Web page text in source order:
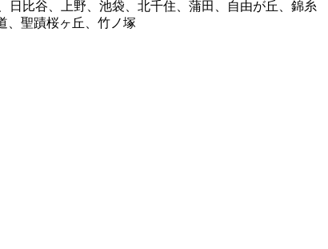
日比谷、上野、池袋、北千住、蒲田、自由が丘、錦糸
、聖蹟桜ヶ丘、竹ノ塚